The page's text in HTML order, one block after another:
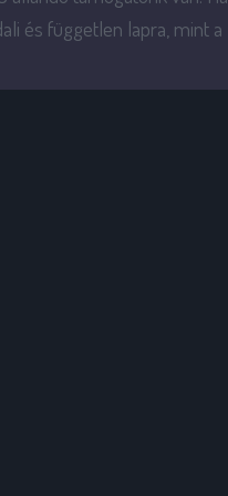
és független lapra, mint a